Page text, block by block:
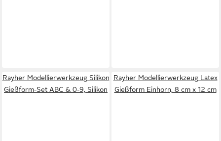
Rayher Modellierwerkzeug Silikon
Gießform-Set ABC & 0-9, Silikon
Rayher Modellierwerkzeug Latex
Gießform Einhorn, 8 cm x 12 cm